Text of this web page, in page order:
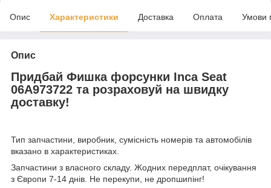
Опис Характеристики Доставка Оплата Умови
Опис
Придбай Фишка форсунки Inca Seat
06A973722 та розраховуй на швидку
доставку!
Тип запчастини, виробник, сумісність номерів та автомобілів
вказано в характеристиках.
Запчастини з власного складу. Жодних передплат, очікування
з Європи 7-14 днів. Не перекупи, не дропшипінг!